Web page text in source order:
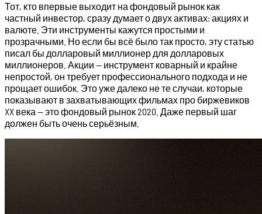
Тот, кто впервые выходит на фондовый рынок как
частный инвестор, сразу думает о двух активах: акциях и
валюте. Эти инструменты кажутся простыми и
прозрачными. Но если бы всё было так просто, эту статью
писал бы долларовый миллионер для долларовых
миллионеров. Акции — инструмент коварный и крайне
непростой, он требует профессионального подхода и не
прощает ошибок. Это уже далеко не те случаи, которые
показывают в захватывающих фильмах про биржевиков
XX века — это фондовый рынок 2020. Даже первый шаг
должен быть очень серьёзным.